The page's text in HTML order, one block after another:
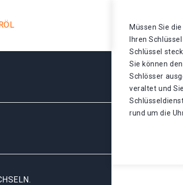
Müssen Sie
Ihren
Schlüssel
Sie können
Schlösser
veraltet und
rund um die